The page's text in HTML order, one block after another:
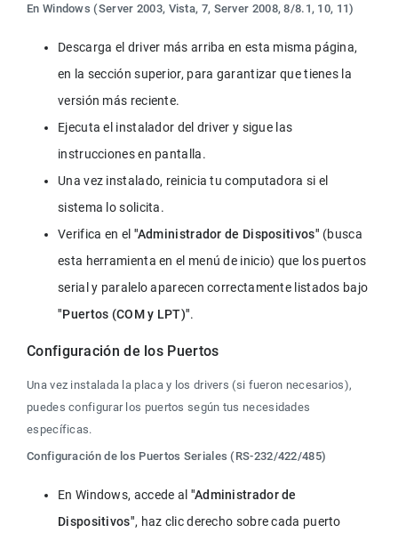
En Windows (Server 2003, Vista, 7, Server 2008, 8/8.1, 10, 11)
Descarga el driver más arriba en esta misma página,
en la sección superior, para garantizar que tienes la
versión más reciente.
Ejecuta el instalador del driver y sigue las
instrucciones en pantalla.
Una vez instalado, reinicia tu computadora si el
sistema lo solicita.
Verifica en el "Administrador de Dispositivos" (busca
esta herramienta en el menú de inicio) que los puertos
serial y paralelo aparecen correctamente listados bajo
"Puertos (COM y LPT)".
Configuración de los Puertos
Una vez instalada la placa y los drivers (si fueron necesarios),
puedes configurar los puertos según tus necesidades
específicas.
Configuración de los Puertos Seriales (RS-232/422/485)
En Windows, accede al "Administrador de
Dispositivos", haz clic derecho sobre cada puerto